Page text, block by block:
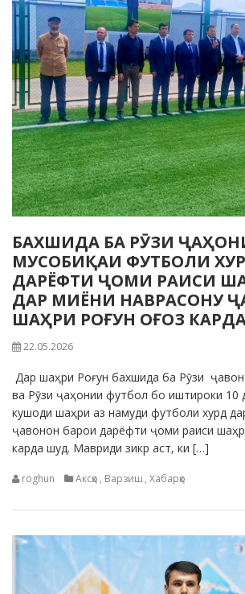
БАХШИДА БА РӮЗИ
МУСОБИҚАИ ФУТБОЛИ
ДАРЁФТИ ҶОМИ РАИСИ
ДАР МИЁНИ НАВРАСОНУ
ШАҲРИ РОҒУН ОҒОЗ
22.05.2026
Дар шаҳри Роғун бахшида ба Рӯзи
ва Рӯзи ҷаҳонии футбол бо иштироки 10
кушоди шаҳри аз намуди футболи хурд
ҷавонон барои дарёфти ҷоми раиси
карда шуд. Мавриди зикр аст, ки […]
roghun Аксҳо , Варзиш , Хабарҳо